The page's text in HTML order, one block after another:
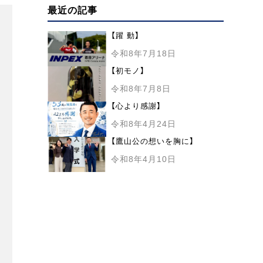
最近の記事
【躍 動】
令和8年7月18日
【初モノ】
令和8年7月8日
【心より感謝】
令和8年4月24日
【鷹山公の想いを胸に】
令和8年4月10日